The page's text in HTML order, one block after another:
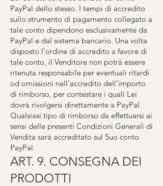
PayPal dello stesso. I tempi di accredito
sullo strumento di pagamento collegato a
tale conto dipendono esclusivamente da
PayPal e dal sistema bancario. Una volta
disposto l’ordine di accredito a favore di
tale conto, il Venditore non potrà essere
ritenuta responsabile per eventuali ritardi
od omissioni nell’accredito dell’importo
di rimborso, per contestare i quali Lei
dovrà rivolgersi direttamente a PayPal.
Qualsiasi tipo di rimborso da effettuarsi ai
sensi delle presenti Condizioni Generali di
Vendita sarà accreditato sul Suo conto
PayPal.
ART. 9. CONSEGNA DEI
PRODOTTI